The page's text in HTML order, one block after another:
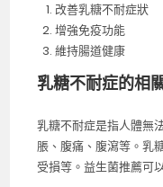
改善乳糖不耐症狀
增強免疫功能
維持腸道健康
乳糖不耐症的相
乳糖不耐症是指人體無
脹、腹痛、腹瀉等。乳
受損等。益生菌推薦可